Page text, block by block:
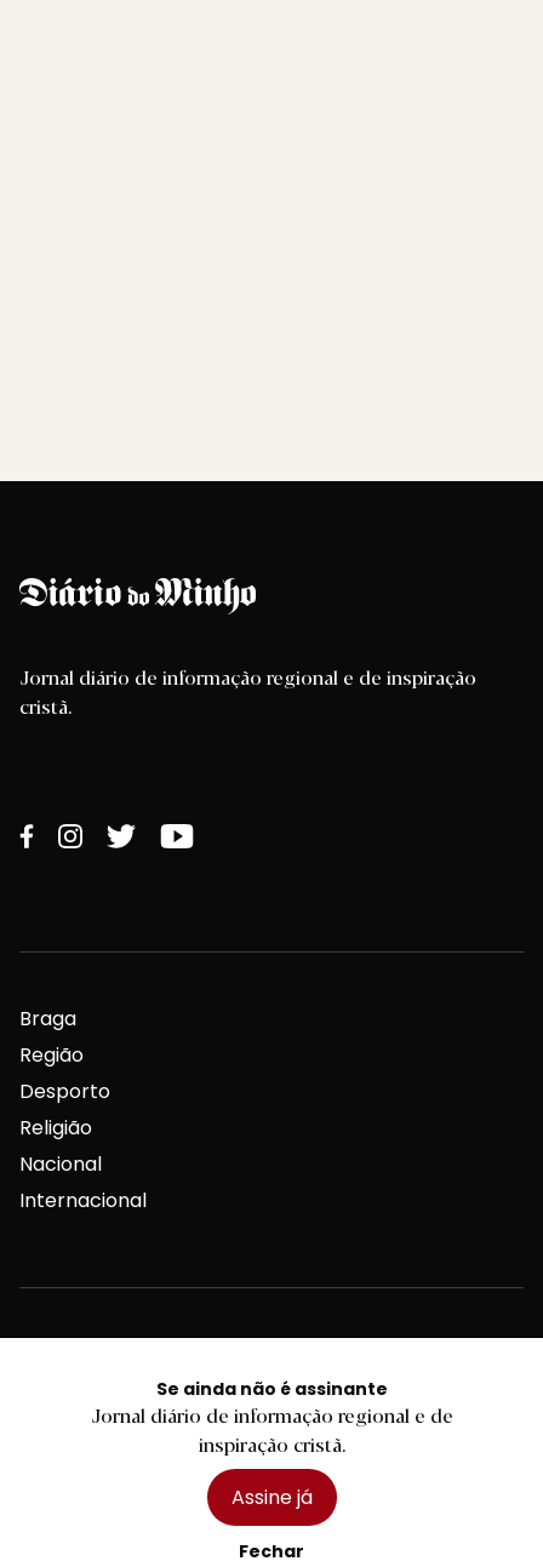
Se ainda não é assinante
Jornal diário de informação regional e de
inspiração cristã.
Assine já
Fechar
Jornal diário de informação regional e de inspiração
cristã.
Braga
Região
Desporto
Religião
Nacional
Internacional
Estatuto Editorial
Assinaturas